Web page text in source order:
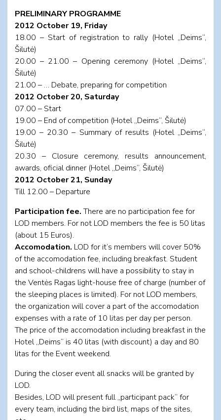
PRELIMINARY PROGRAMME
2012 October 19, Friday
18.00 – Start of registration to rally (Hotel „Deims“,
Šilutė)
20.00 – 21.00 – Opening ceremony (Hotel „Deims“,
Šilutė)
21.00 – … Debate, preparing for competition
2012 October 20, Saturday
07.00 – Start
19.00 – End of competition (Hotel „Deims“, Šilutė)
19.00 – 20.30 – Summary of results (Hotel „Deims“,
Šilutė)
20.30 – Closure ceremony, results announcement,
awards, oficial dinner (Hotel „Deims“, Šilutė)
2012 October 21, Sunday
Till 12.00 – Departure
Participation fee.There are no participation fee for
LOD members. For not LOD members the fee is 50 litas
(about 15 Euros).
Accomodation. LOD for it‘s members will cover 50%
of the accomodation fee, including breakfast. Student
and school-childrens will have a possibility to stay in
the Ventės Ragas light-house free of charge (number of
the sleeping places is limited). For not LOD members,
the organization will cover a part of the accomodation
expenses with a rate of 10 litas per day per person.
The price of the accomodation including breakfast in the
Hotel „Deims“ is 40 litas (with discount) a day and 80
litas for the Event weekend.
During the closer event all snacks will be granted by
LOD.
Besides, LOD will present full „participant pack“ for
every team, including the bird list, maps of the sites,